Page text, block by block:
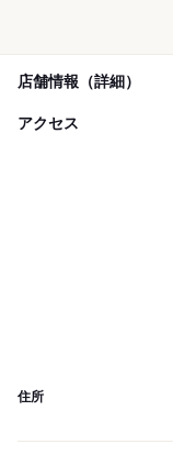
店舗情報（詳細）
アクセス
住所